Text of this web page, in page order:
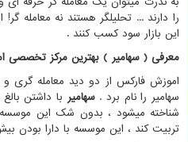
این بازار سود کسب کنند .
معرفی ( سهامیر ) بهترین مرکز تخصصی
اموزش فارکس از دو دید معامله گری و
سهامیر را نام برد .سهامیر
شناخته میشود ، بدون شک این موسسه
تربیت کند ، این موسسه با دارا بودن بیش از 20 شعبه داخلی و خارجی یکی از بهترین اموزشگاه ها در حوزه بازار فارکس